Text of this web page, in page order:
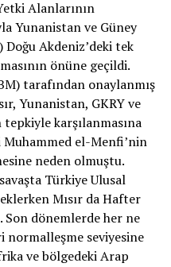
Alanlarının
Yunanistan ve Güney
Doğu Akdeniz’deki tek
önüne geçildi.
tarafından onaylanmış
Yunanistan, GKRY ve
karşılanmasına
Muhammed el-Menfi’nin
neden olmuştu.
Türkiye Ulusal
Mısır da Hafter
Son dönemlerde her ne
normalleşme seviyesine
ve bölgedeki Arap